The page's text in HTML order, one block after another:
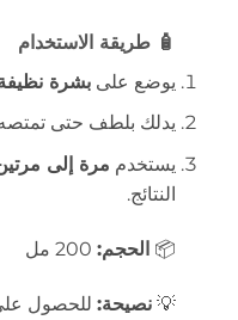
🧴 طريقة الاستخدام
يوضع على بشرة
يدلك بلطف حتى
يستخدم مرة إلى
النتائج.
📦 الحجم:200 مل
💡 نصيحة:للحصول